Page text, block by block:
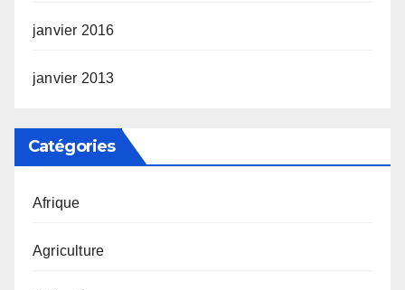
janvier 2016
janvier 2013
Catégories
Afrique
Agriculture